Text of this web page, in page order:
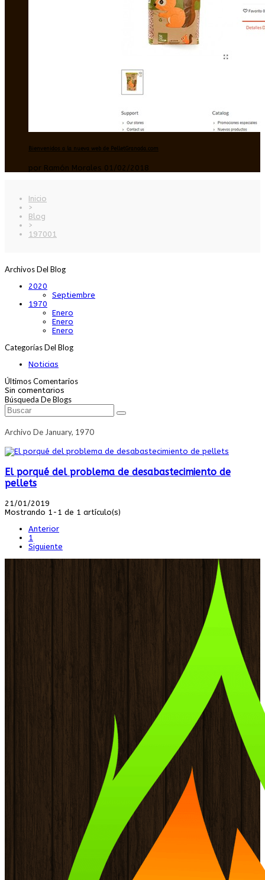
Bienvenidos a la nueva web de PelletGranada.com
por Ramón Morales 01/02/2018
Inicio
>
Blog
>
197001
Archivos Del Blog
2020
Septiembre
1970
Enero
Enero
Enero
Categorías Del Blog
Noticias
Últimos Comentarios
Sin comentarios
Búsqueda De Blogs
Archivo De January, 1970
El porqué del problema de desabastecimiento de
pellets
21/01/2019
Mostrando 1-1 de 1 artículo(s)
Anterior
1
Siguiente